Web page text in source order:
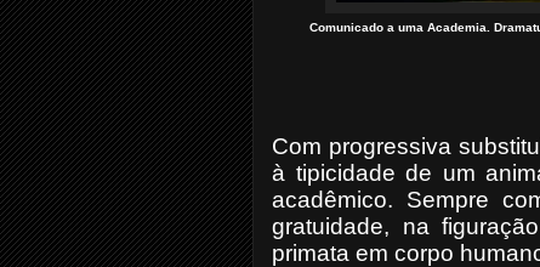
Comunicado a uma Academia.
Com progressiva
à tipicidade de um
acadêmico. Sempre
gratuidade, na
primata em corpo